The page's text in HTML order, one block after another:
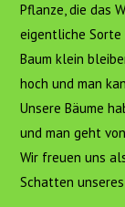
Pflanze, die das
eigentliche Sorte
Baum klein
hoch und man
Unsere Bäume
und man geht
Wir freuen uns
Schatten